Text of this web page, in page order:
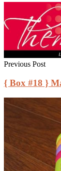
Previous Post
{ Box #18 }